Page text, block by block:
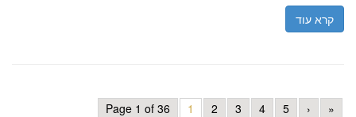
קרא עוד
Page 1 of 36 1 2 3 4 5 › »